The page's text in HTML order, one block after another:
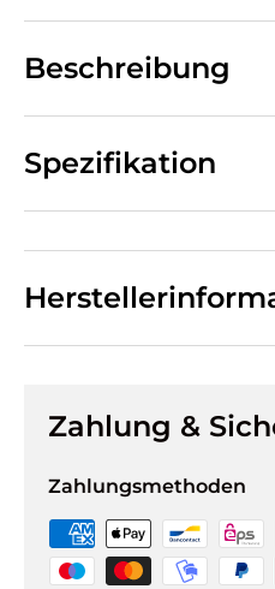
Beschreibung
Spezifikation
Zahlung &
Zahlungsmethoden